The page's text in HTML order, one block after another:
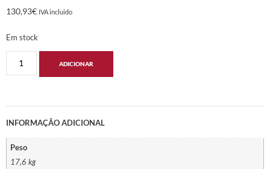
130,93€ IVA incluido
Em stock
ADICIONAR
INFORMAÇÃO ADICIONAL
Peso
17,6 kg